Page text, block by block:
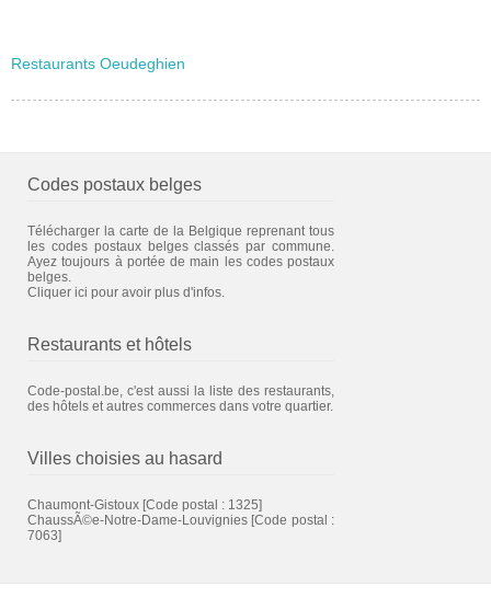
Restaurants Oeudeghien
Codes postaux belges
Télécharger la carte de la Belgique reprenant tous
les codes postaux belges classés par commune.
Ayez toujours à portée de main les codes postaux
belges.
Cliquer ici pour avoir plus d'infos.
Restaurants et hôtels
Code-postal.be, c'est aussi la liste des restaurants,
des hôtels et autres commerces dans votre quartier.
Villes choisies au hasard
Chaumont-Gistoux [Code postal : 1325]
ChaussÃ©e-Notre-Dame-Louvignies [Code postal :
7063]